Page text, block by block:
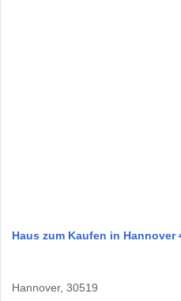
Haus zum Kaufen in Hannover
Hannover, 30519